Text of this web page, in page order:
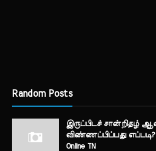
Random Posts
இருப்பிடச் சான்றிதழ்
விண்ணப்பிப்பது எப்படி? |
Online TN